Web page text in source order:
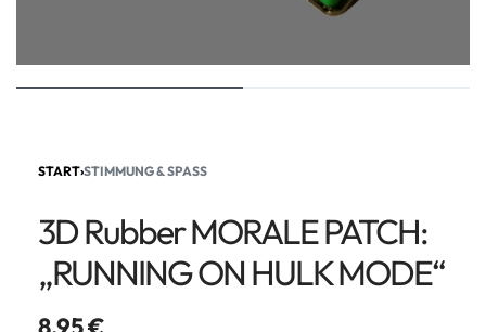
START›STIMMUNG & SPASS
3D Rubber MORALE PATCH:
„RUNNING ON HULK MODE“